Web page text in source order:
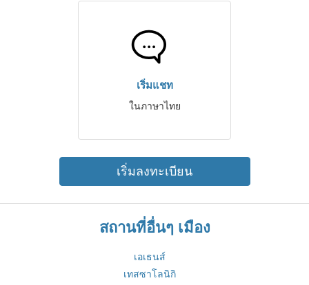
เริ่มแชท
ในภาษาไทย
เริ่มลงทะเบียน
สถานที่อื่นๆ เมือง
เอเธนส์
เทสซาโลนิกิ